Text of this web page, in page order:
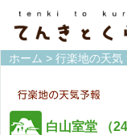
ホーム > 行楽地の天気
白山室堂 （